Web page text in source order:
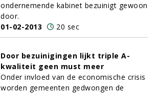
ondernemende kabinet bezuinigt gewoon
door.
01-02-2013
20 sec
Door bezuinigingen lijkt triple A-
kwaliteit geen must meer
Onder invloed van de economische crisis
worden gemeenten gedwongen de